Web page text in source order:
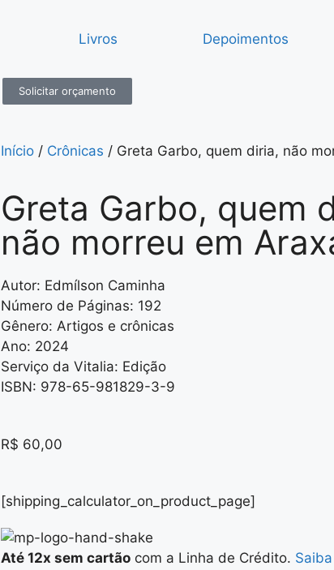
Livros Depoimentos
Solicitar orçamento
Início / Crônicas / Greta Garbo, quem diria, não
Greta Garbo, quem
não morreu em
Autor: Edmílson Caminha
Número de Páginas: 192
Gênero: Artigos e crônicas
Ano: 2024
Serviço da Vitalia: Edição
ISBN: 978-65-981829-3-9
R$ 60,00
[shipping_calculator_on_product_page]
Até 12x sem cartão com a Linha de Crédito.